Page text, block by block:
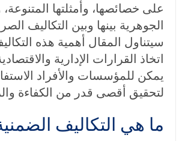
على خصائصها، وأمثلتها
الجوهرية بينها وبين التكاليف
سيتناول المقال أهمية هذه
اتخاذ القرارات الإدارية
يمكن للمؤسسات والأفراد
لتحقيق أقصى قدر من الكفاءة
ما هي التكاليف